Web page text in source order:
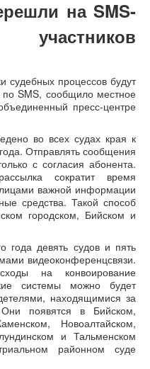
на SMS-
судебных процессов будут
SMS, сообщило местное
пресс-центре
во всех судах края к
Отправлять сообщения
с согласия абонента.
сократит время
важной информации
средства. Такой способ
городском, Бийском и
года девять судов и пять
видеоконференцсвязи.
на конвоирование
системы можно будет
находящимися за
появятся в Бийском,
Новоалтайском,
и Тальменском
районном суде